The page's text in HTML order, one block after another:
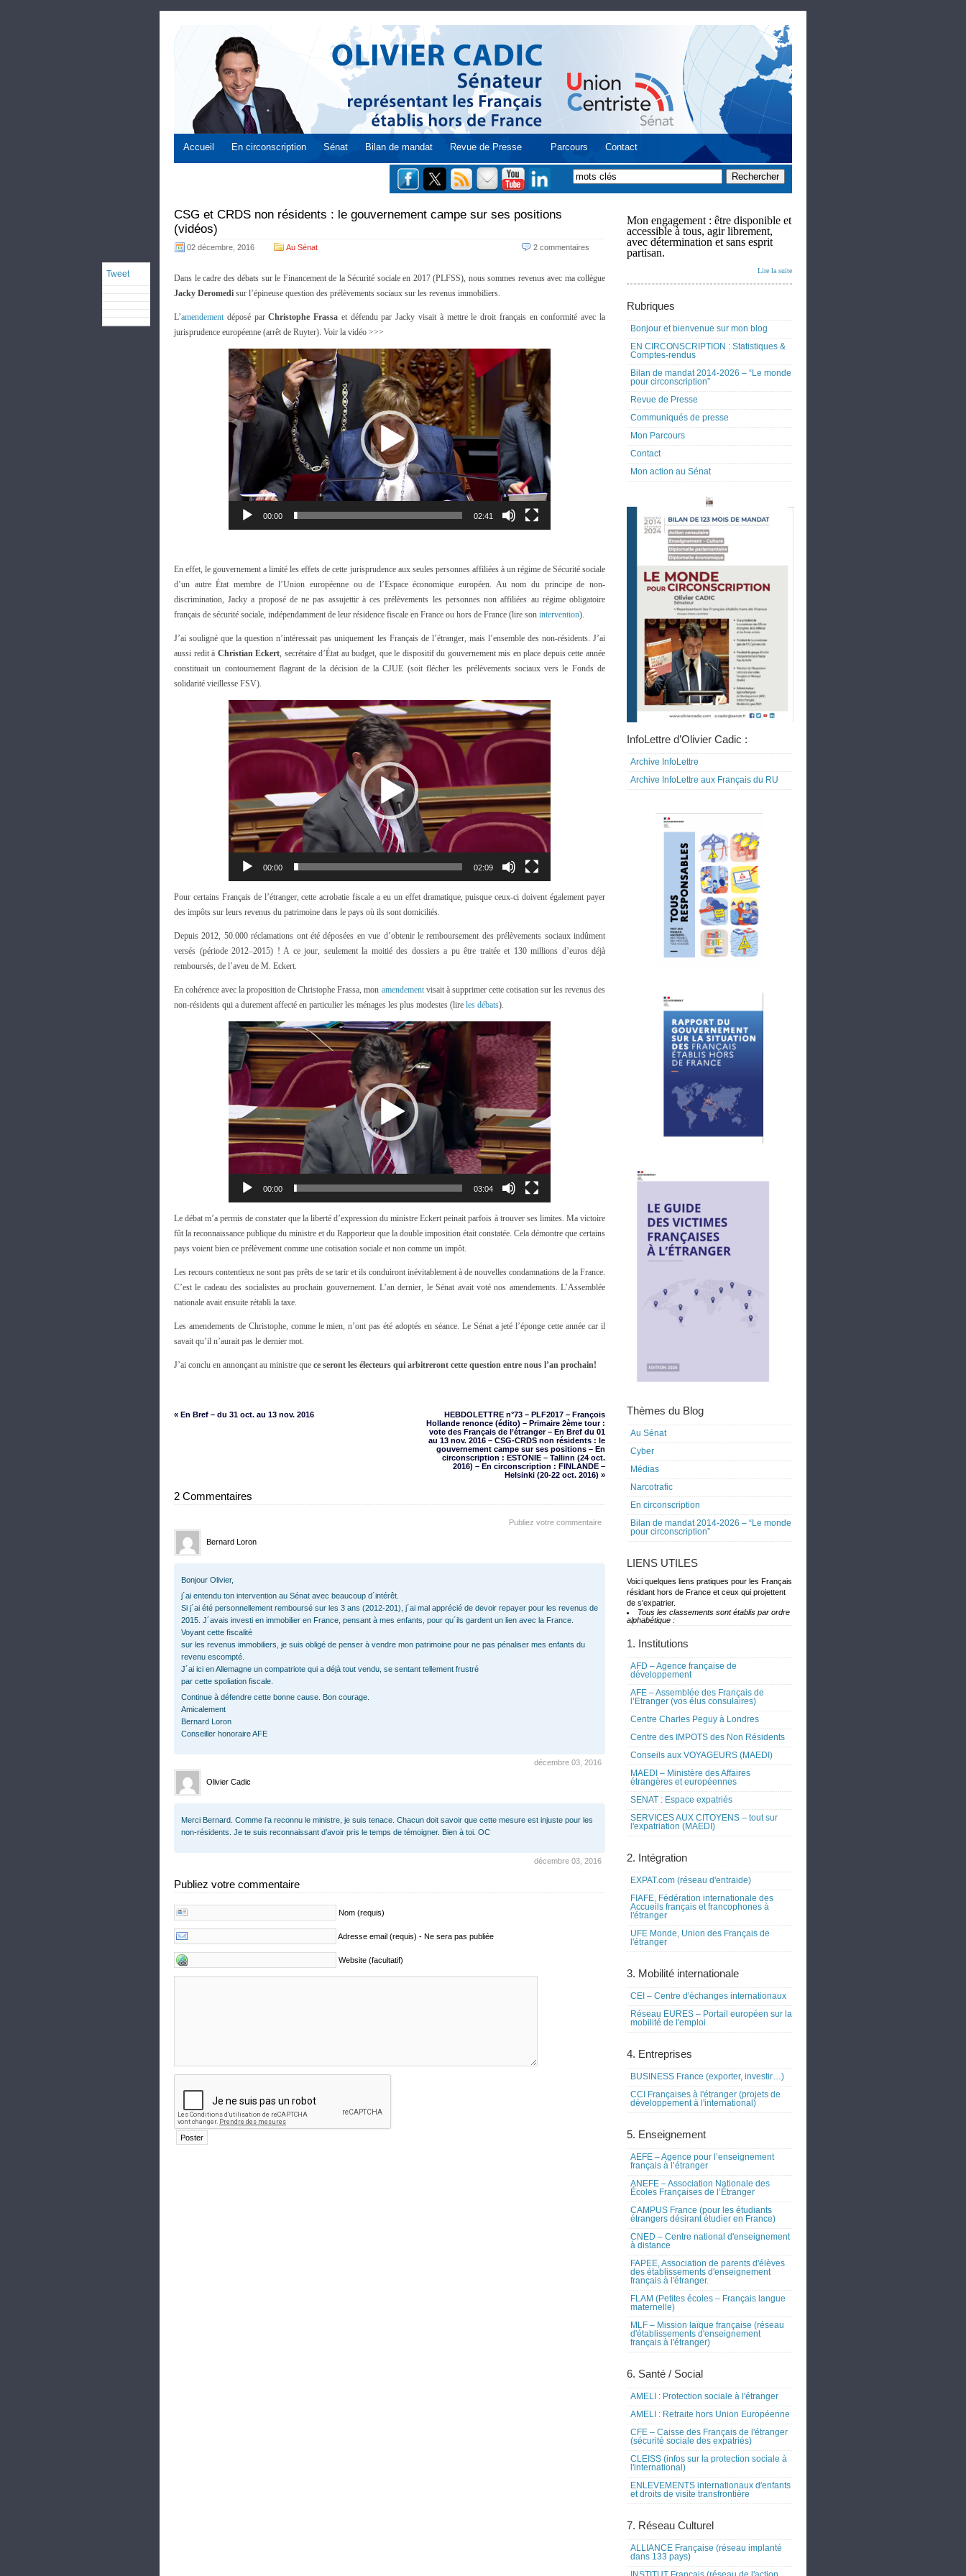
Accueil En circonscription Sénat Bilan de mandat Revue de Presse Parcours Contact
CSG et CRDS non résidents : le gouvernement campe sur ses positions
(vidéos)
02 décembre, 2016 Au Sénat 2 commentaires
Tweet
Dans le cadre des débats sur le Financement de la Sécurité sociale en 2017 (PLFSS), nous sommes revenus avec ma collègue
Jacky Deromedi sur l’épineuse question des prélèvements sociaux sur les revenus immobiliers.
L’amendement déposé parChristophe Frassa et défendu par Jacky visait à mettre le droit français en conformité avec la
jurisprudence européenne (arrêt de Ruyter). Voir la vidéo >>>
Lecteur
vidéo
00:00 02:41
En effet, le gouvernement a limité les effets de cette jurisprudence aux seules personnes affiliées à un régime de Sécurité sociale
d’un autre État membre de l’Union européenne ou de l’Espace économique européen. Au nom du principe de non-
discrimination, Jacky a proposé de ne pas assujettir à ces prélèvements les personnes non affiliées au régime obligatoire
français de sécurité sociale, indépendamment de leur résidence fiscale en France ou hors de France (lire son intervention).
J’ai souligné que la question n’intéressait pas uniquement les Français de l’étranger, mais l’ensemble des non-résidents. J’ai
aussi redit à Christian Eckert, secrétaire d’État au budget, que le dispositif du gouvernement mis en place depuis cette année
constituait un contournement flagrant de la décision de la CJUE (soit flécher les prélèvements sociaux vers le Fonds de
solidarité vieillesse FSV).
Lecteur
vidéo
00:00 02:09
Pour certains Français de l’étranger, cette acrobatie fiscale a eu un effet dramatique, puisque ceux-ci doivent également payer
des impôts sur leurs revenus du patrimoine dans le pays où ils sont domiciliés.
Depuis 2012, 50.000 réclamations ont été déposées en vue d’obtenir le remboursement des prélèvements sociaux indûment
versés (période 2012–2015) ! A ce jour, seulement la moitié des dossiers a pu être traitée et 130 millions d’euros déjà
remboursés, de l’aveu de M. Eckert.
En cohérence avec la proposition de Christophe Frassa, mon amendementvisait à supprimer cette cotisation sur les revenus des
non-résidents qui a durement affecté en particulier les ménages les plus modestes (lire les débats).
Lecteur
vidéo
00:00 03:04
Le débat m’a permis de constater que la liberté d’expression du ministre Eckert peinait parfois à trouver ses limites. Ma victoire
fût la reconnaissance publique du ministre et du Rapporteur que la double imposition était constatée. Cela démontre que certains
pays voient bien ce prélèvement comme une cotisation sociale et non comme un impôt.
Les recours contentieux ne sont pas prêts de se tarir et ils conduiront inévitablement à de nouvelles condamnations de la France.
C’est le cadeau des socialistes au prochain gouvernement. L’an dernier, le Sénat avait voté nos amendements. L’Assemblée
nationale avait ensuite rétabli la taxe.
Les amendements de Christophe, comme le mien, n’ont pas été adoptés en séance. Le Sénat a jeté l’éponge cette année car il
savait qu’il n’aurait pas le dernier mot.
J’ai conclu en annonçant au ministre que ce seront les électeurs qui arbitreront cette question entre nous l’an prochain!
« En Bref – du 31 oct. au 13 nov. 2016
HEBDOLETTRE n°73 – PLF2017 – François
Hollande renonce (édito) – Primaire 2ème tour :
vote des Français de l’étranger – En Bref du 01
au 13 nov. 2016 – CSG-CRDS non résidents : le
gouvernement campe sur ses positions – En
circonscription : ESTONIE – Tallinn (24 oct.
2016) – En circonscription : FINLANDE –
Helsinki (20-22 oct. 2016) »
2 Commentaires
Publiez votre commentaire
Bernard Loron
Bonjour Olivier,
j´ai entendu ton intervention au Sénat avec beaucoup d´intérêt.
Si j´ai été personnellement remboursé sur les 3 ans (2012-201), j´ai mal apprécié de devoir repayer pour les revenus de
2015. J´avais investi en immobilier en France, pensant à mes enfants, pour qu´ils gardent un lien avec la France.
Voyant cette fiscalité
sur les revenus immobiliers, je suis obligé de penser à vendre mon patrimoine pour ne pas pénaliser mes enfants du
revenu escompté.
J´ai ici en Allemagne un compatriote qui a déjà tout vendu, se sentant tellement frustré
par cette spoliation fiscale.
Continue à défendre cette bonne cause. Bon courage.
Amicalement
Bernard Loron
Conseiller honoraire AFE
décembre 03, 2016
Olivier Cadic
Merci Bernard. Comme l’a reconnu le ministre, je suis tenace. Chacun doit savoir que cette mesure est injuste pour les
non-résidents. Je te suis reconnaissant d’avoir pris le temps de témoigner. Bien à toi. OC
décembre 03, 2016
Publiez votre commentaire
Nom (requis)
Adresse email (requis) - Ne sera pas publiée
Website (facultatif)
Mon engagement : être disponible et
accessible à tous, agir librement,
avec détermination et sans esprit
partisan.
Lire la suite
Rubriques
Bonjour et bienvenue sur mon blog
EN CIRCONSCRIPTION : Statistiques &
Comptes-rendus
Bilan de mandat 2014-2026 – “Le monde
pour circonscription”
Revue de Presse
Communiqués de presse
Mon Parcours
Contact
Mon action au Sénat
InfoLettre d’Olivier Cadic :
Archive InfoLettre
Archive InfoLettre aux Français du RU
Thèmes du Blog
Au Sénat
Cyber
Médias
Narcotrafic
En circonscription
Bilan de mandat 2014-2026 – “Le monde
pour circonscription”
LIENS UTILES
Voici quelques liens pratiques pour les Français
résidant hors de France et ceux qui projettent
de s'expatrier.
Tous les classements sont établis par ordre
alphabétique :
1. Institutions
AFD – Agence française de
développement
AFE – Assemblée des Français de
l’Etranger (vos élus consulaires)
Centre Charles Peguy à Londres
Centre des IMPOTS des Non Résidents
Conseils aux VOYAGEURS (MAEDI)
MAEDI – Ministère des Affaires
étrangères et européennes
SENAT : Espace expatriés
SERVICES AUX CITOYENS – tout sur
l'expatriation (MAEDI)
2. Intégration
EXPAT.com (réseau d'entraide)
FIAFE, Fédération internationale des
Accueils français et francophones à
l'étranger
UFE Monde, Union des Français de
l'étranger
3. Mobilité internationale
CEI – Centre d'échanges internationaux
Réseau EURES – Portail européen sur la
mobilité de l'emploi
4. Entreprises
BUSINESS France (exporter, investir…)
CCI Françaises à l'étranger (projets de
développement à l'international)
5. Enseignement
AEFE – Agence pour l’enseignement
français à l’étranger
ANEFE – Association Nationale des
Écoles Françaises de l’Étranger
CAMPUS France (pour les étudiants
étrangers désirant étudier en France)
CNED – Centre national d'enseignement
à distance
FAPEE, Association de parents d'élèves
des établissements d'enseignement
français à l'étranger.
FLAM (Petites écoles – Français langue
maternelle)
MLF – Mission laïque française (réseau
d'établissements d'enseignement
français à l'étranger)
6. Santé / Social
AMELI : Protection sociale à l'étranger
AMELI : Retraite hors Union Européenne
CFE – Caisse des Français de l'étranger
(sécurité sociale des expatriés)
CLEISS (infos sur la protection sociale à
l'international)
ENLEVEMENTS internationaux d'enfants
et droits de visite transfrontière
7. Réseau Culturel
ALLIANCE Française (réseau implanté
dans 133 pays)